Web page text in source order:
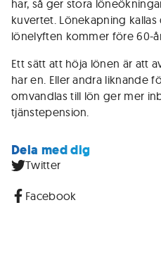
har, så ger stora
kuvertet. Lönekapning
lönelyften kommer före 60-
Ett sätt att höja lönen är att
har en. Eller andra liknande
omvandlas till lön ger mer
tjänstepension.
Dela med dig
Twitter
Facebook